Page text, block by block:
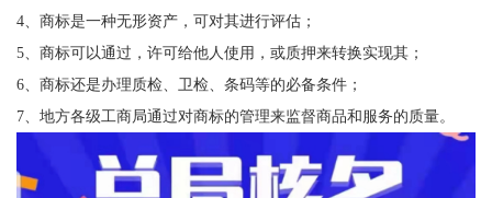
4、商标是一种无形资产，可对其进行评估；
5、商标可以通过，许可给他人使用，或质押来转换实现其；
6、商标还是办理质检、卫检、条码等的必备条件；
7、地方各级工商局通过对商标的管理来监督商品和服务的质量。